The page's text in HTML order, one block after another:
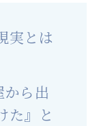
実とは
ら出
た』と